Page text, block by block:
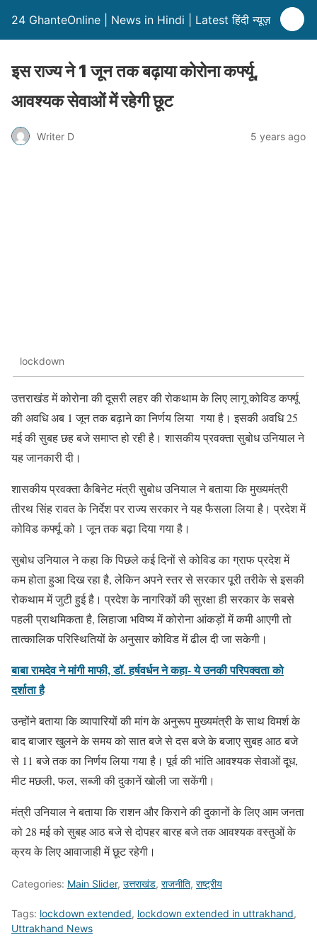
24 GhanteOnline | News in Hindi | Latest हिंदी न्यूज़
इस राज्य ने 1 जून तक बढ़ाया कोरोना कर्फ्यू,
आवश्यक सेवाओं में रहेगी छूट
Writer D 5 years ago
lockdown
उत्तराखंड में कोरोना की दूसरी लहर की रोकथाम के लिए लागू कोविड कर्फ्यू
की अवधि अब 1 जून तक बढ़ाने का निर्णय लिया गया है। इसकी अवधि 25
मई की सुबह छह बजे समाप्त हो रही है। शासकीय प्रवक्ता सुबोध उनियाल ने
यह जानकारी दी।
शासकीय प्रवक्ता कैबिनेट मंत्री सुबोध उनियाल ने बताया कि मुख्यमंत्री
तीरथ सिंह रावत के निर्देश पर राज्य सरकार ने यह फैसला लिया है। प्रदेश में
कोविड कर्फ्यू को 1 जून तक बढ़ा दिया गया है।
सुबोध उनियाल ने कहा कि पिछले कई दिनों से कोविड का ग्राफ प्रदेश में
कम होता हुआ दिख रहा है, लेकिन अपने स्तर से सरकार पूरी तरीके से इसकी
रोकथाम में जुटी हुई है। प्रदेश के नागरिकों की सुरक्षा ही सरकार के सबसे
पहली प्राथमिकता है, लिहाजा भविष्य में कोरोना आंकड़ों में कमी आएगी तो
तात्कालिक परिस्थितियों के अनुसार कोविड में ढील दी जा सकेगी।
बाबा रामदेव ने मांगी माफी, डॉ. हर्षवर्धन ने कहा- ये उनकी परिपक्वता को
दर्शाता है
उन्होंने बताया कि व्यापारियों की मांग के अनुरूप मुख्यमंत्री के साथ विमर्श के
बाद बाजार खुलने के समय को सात बजे से दस बजे के बजाए सुबह आठ बजे
से 11 बजे तक का निर्णय लिया गया है। पूर्व की भांति आवश्यक सेवाओं दूध,
मीट मछली, फल, सब्जी की दुकानें खोली जा सकेंगी।
मंत्री उनियाल ने बताया कि राशन और किराने की दुकानों के लिए आम जनता
को 28 मई को सुबह आठ बजे से दोपहर बारह बजे तक आवश्यक वस्तुओं के
क्रय के लिए आवाजाही में छूट रहेगी।
Categories: Main Slider, उत्तराखंड, राजनीति, राष्ट्रीय
Tags: lockdown extended, lockdown extended in uttrakhand,
Uttrakhand News